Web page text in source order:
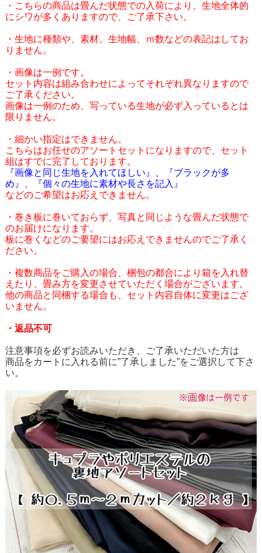
・こちらの商品は畳んだ状態での入荷により、生地全体的
にシワが多くありますので、ご了承下さい。
・生地に種類や、素材、生地幅、ｍ数などの表記はしてお
りません。
・画像は一例です。
セット内容は組み合わせによってそれぞれ異なりますので
ご了承ください。
画像は一例のため、写っている生地が必ず入っているとは
限りません。
・細かい指定はできません。
こちらはお任せのアソートセットになりますので、セット
組はすでに完了しております。
『画像と同じ生地を入れてほしい』、『ブラックが多
め』、『個々の生地に素材や長さを記入』
などのご希望はお応えできません。
・巻き板に巻いておらず、写真と同じような畳んだ状態で
のお届けになります。
板に巻くなどのご要望にはお応えできませんのでご了承く
ださい。
・複数商品をご購入の場合、梱包の都合により箱を入れ替
えたり、畳み方を変更させていただく場合がございます。
他の商品と同梱する場合も、セット内容自体に変更はござ
いません。
・返品不可
注意事項を必ずお読みいただき、ご了承いただいた方は
商品をカートに入れる前に”了承しました”をご選択して下さ
い。